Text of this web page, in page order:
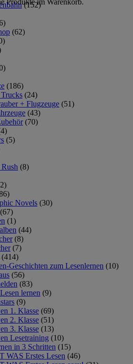
Produkte im Warenkorb.
(152)
(62)
(186)
(24)
+ Flugzeuge (51)
(43)
(70)
(5)
(8)
Novels (30)
(67)
(1)
(44)
(8)
(7)
(414)
Geschichten zum Lesenlernen (10)
(56)
(83)
lernen (9)
(9)
1. Klasse (69)
2. Klasse (51)
3. Klasse (13)
Lesetraining (10)
in 3 Schritten (15)
WAS Erstes Lesen (46)